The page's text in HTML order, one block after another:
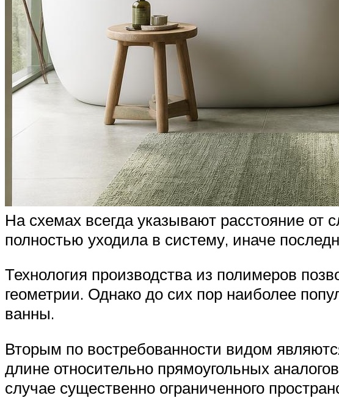
На схемах всегда указывают расстояние от
полностью уходила в систему, иначе
Технология производства из полимеров
геометрии. Однако до сих пор наиболее
ванны.
Вторым по востребованности видом
длине относительно прямоугольных
случае существенно ограниченного